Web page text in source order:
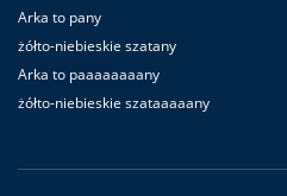
Arka to pany
żółto-niebieskie szatany
Arka to paaaaaaaany
żółto-niebieskie szataaaaany